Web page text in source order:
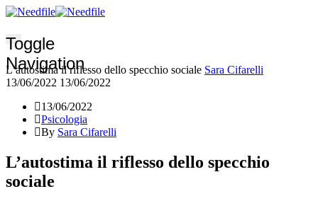
Toggle
Navigation
L’autostima il riflesso dello specchio sociale Sara Cifarelli
13/06/2022 13/06/2022
13/06/2022
Psicologia
By Sara Cifarelli
L’autostima il riflesso dello specchio
sociale